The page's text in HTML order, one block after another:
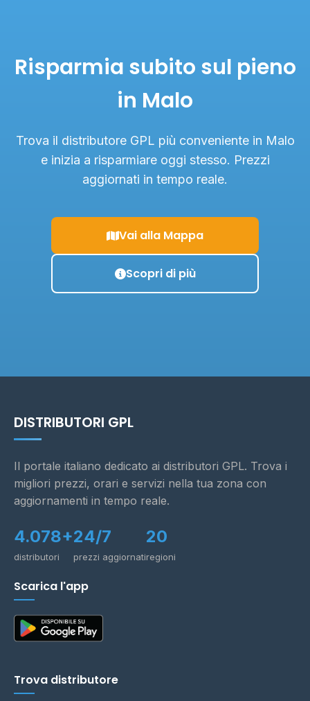
Risparmia subito sul pieno
in Malo
Trova il distributore GPL più conveniente in Malo
e inizia a risparmiare oggi stesso. Prezzi
aggiornati in tempo reale.
Vai alla Mappa
Scopri di più
DISTRIBUTORI GPL
Il portale italiano dedicato ai distributori GPL. Trova i
migliori prezzi, orari e servizi nella tua zona con
aggiornamenti in tempo reale.
4.078+
distributori
24/7
prezzi aggiornati
20
regioni
Scarica l'app
Trova distributore